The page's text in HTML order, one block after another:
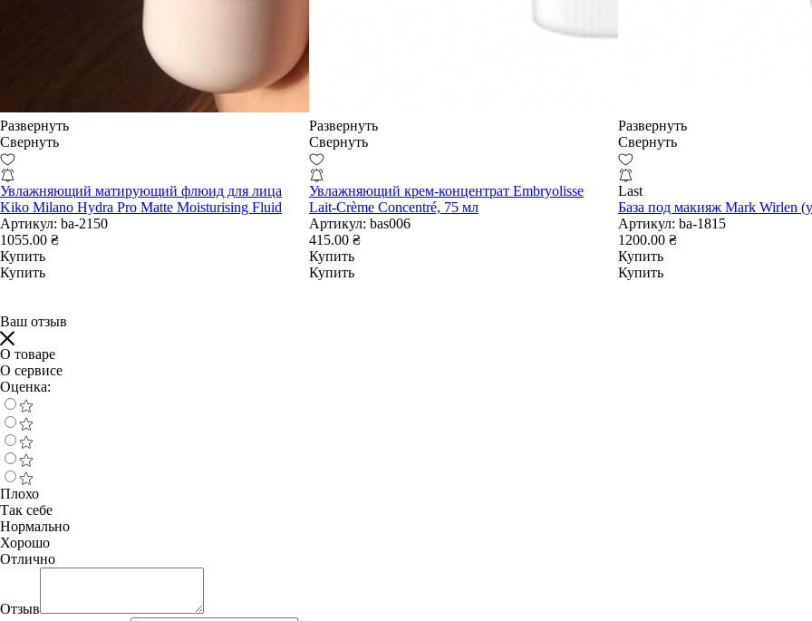
Развернуть
Свернуть
Увлажняющий матирующий флюид для лица
Kiko Milano Hydra Pro Matte Moisturising Fluid
Артикул: ba-2150
1055.00 ₴
Купить
Купить
Развернуть
Свернуть
Увлажняющий крем-концентрат Embryolisse
Lait-Crème Concentré, 75 мл
Артикул: bas006
415.00 ₴
Купить
Купить
Развернуть
Свернуть
Last
База под макияж Mark Wirlen
Артикул: ba-1815
1200.00 ₴
Купить
Купить
Ваш отзыв
О товаре
О сервисе
Оценка:
Плохо
Так себе
Нормально
Хорошо
Отлично
Отзыв